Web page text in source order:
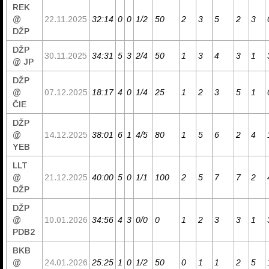
REK
@
DŽP
22.11.2025 32:14 0 0 1/2 50 2 3 5 2 3
DŽP
@ JP
30.11.2025 34:31 5 3 2/4 50 1 3 4 3 1
DŽP
@
ČIE
07.12.2025 18:17 4 0 1/4 25 1 2 3 5 1
DŽP
@
YEB
14.12.2025 38:01 6 1 4/5 80 1 5 6 2 4
LLT
@
DŽP
21.12.2025 40:00 5 0 1/1 100 2 5 7 7 2
DŽP
@
PDB2
10.01.2026 34:56 4 3 0/0 0 1 2 3 3 1
BKB
@
24.01.2026 25:25 1 0 1/2 50 0 1 1 2 5